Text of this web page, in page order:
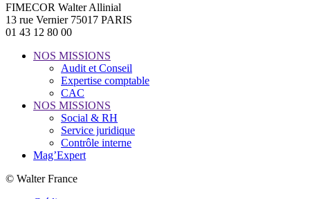
FIMECOR Walter Allinial
13 rue Vernier 75017 PARIS
01 43 12 80 00
NOS MISSIONS
Audit et Conseil
Expertise comptable
CAC
NOS MISSIONS
Social & RH
Service juridique
Contrôle interne
Mag’Expert
© Walter France